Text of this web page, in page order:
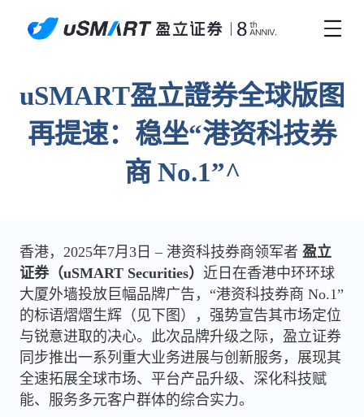
uSMART盈立證券全球版图
再提速：稳坐“港资科技券
商 No.1”^
香港，2025年7月3日 – 港资科技券商领军者 盈立
证券（uSMART Securities） 近日在香港中环环球
大厦外墙投放巨幅品牌广告，“港资科技券商 No.1”
的标语熠熠生辉（见下图），强势宣告其市场定位
与锐意进取的决心。此次品牌升级之际，盈立证券
同步推出一系列重大业务进展与创新服务，展现其
全速拓展全球市场、平台产品升级、深化科技赋
能、服务多元客户群体的综合实力。